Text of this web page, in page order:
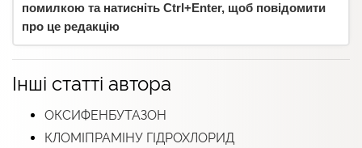
помилкою та натисніть Ctrl+Enter, щоб повідомити
про це редакцію
Інші статті автора
ОКСИФЕНБУТАЗОН
КЛОМІПРАМІНУ ГІДРОХЛОРИД